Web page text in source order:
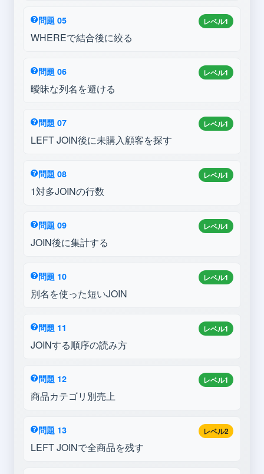
レベル1
問題 05
WHEREで結合後に絞る
レベル1
問題 06
曖昧な列名を避ける
レベル1
問題 07
LEFT JOIN後に未購入顧客を探す
レベル1
問題 08
1対多JOINの行数
レベル1
問題 09
JOIN後に集計する
レベル1
問題 10
別名を使った短いJOIN
レベル1
問題 11
JOINする順序の読み方
レベル1
問題 12
商品カテゴリ別売上
レベル2
問題 13
LEFT JOINで全商品を残す